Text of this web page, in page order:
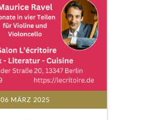
06 MÄRZ 2025